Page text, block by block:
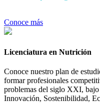
Conoce más
Licenciatura en Nutrición
Conoce nuestro plan de
formar profesionales
problemas del siglo XXI, bajo
Innovación, Sostenibilidad,